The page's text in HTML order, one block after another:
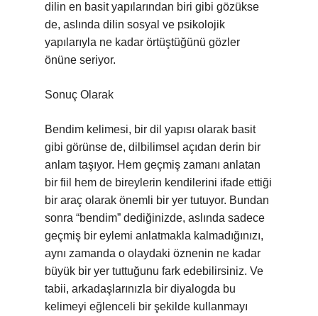
dilin en basit yapılarından biri gibi gözükse
de, aslında dilin sosyal ve psikolojik
yapılarıyla ne kadar örtüştüğünü gözler
önüne seriyor.
Sonuç Olarak
Bendim kelimesi, bir dil yapısı olarak basit
gibi görünse de, dilbilimsel açıdan derin bir
anlam taşıyor. Hem geçmiş zamanı anlatan
bir fiil hem de bireylerin kendilerini ifade ettiği
bir araç olarak önemli bir yer tutuyor. Bundan
sonra “bendim” dediğinizde, aslında sadece
geçmiş bir eylemi anlatmakla kalmadığınızı,
aynı zamanda o olaydaki öznenin ne kadar
büyük bir yer tuttuğunu fark edebilirsiniz. Ve
tabii, arkadaşlarınızla bir diyalogda bu
kelimeyi eğlenceli bir şekilde kullanmayı